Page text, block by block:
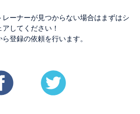
ーナーが見つからない場合はまずはシ
アしてください！
登録の依頼を行います。